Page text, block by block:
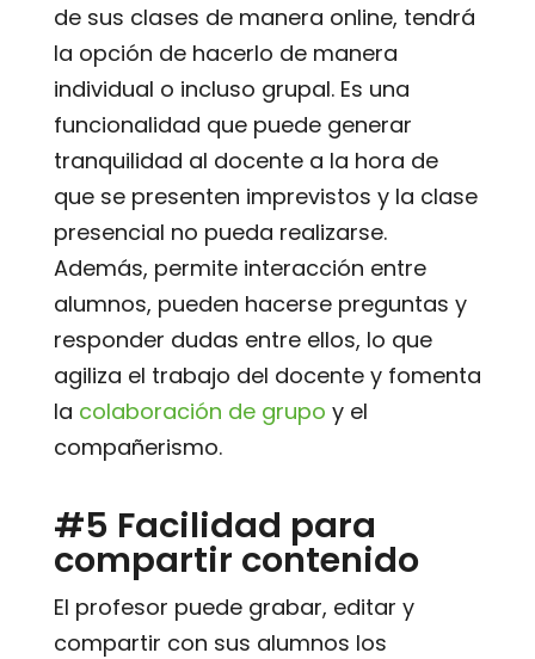
de sus clases de manera online, tendrá
la opción de hacerlo de manera
individual o incluso grupal. Es una
funcionalidad que puede generar
tranquilidad al docente a la hora de
que se presenten imprevistos y la clase
presencial no pueda realizarse.
Además, permite interacción entre
alumnos, pueden hacerse preguntas y
responder dudas entre ellos, lo que
agiliza el trabajo del docente y fomenta
la colaboración de grupo y el
compañerismo.
#5 Facilidad para
compartir contenido
El profesor puede grabar, editar y
compartir con sus alumnos los